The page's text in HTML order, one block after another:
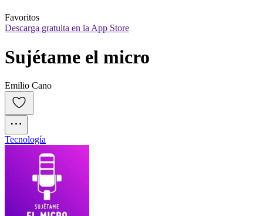
Favoritos
Descarga gratuita en la App Store
Sujétame el micro
Emilio Cano
Tecnología